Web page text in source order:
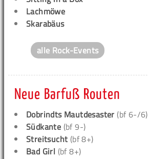
Lachmöwe
Skarabäus
alle Rock-Events
Neue Barfuß Routen
Dobrindts Mautdesaster (bf 6-/6)
Südkante (bf 9-)
Streitsucht (bf 8+)
Bad Girl (bf 8+)